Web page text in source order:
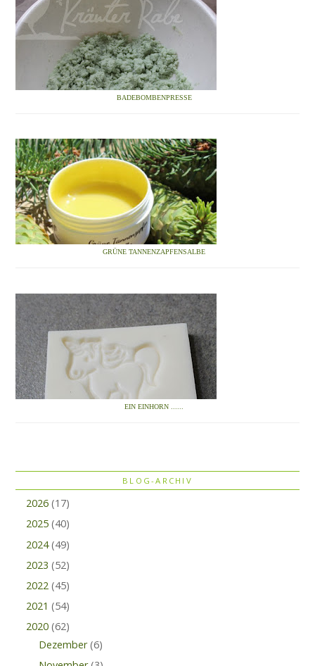
BADEBOMBENPRESSE
GRÜNE TANNENZAPFENSALBE
EIN EINHORN ......
BLOG-ARCHIV
2026 (17)
2025 (40)
2024 (49)
2023 (52)
2022 (45)
2021 (54)
2020 (62)
Dezember (6)